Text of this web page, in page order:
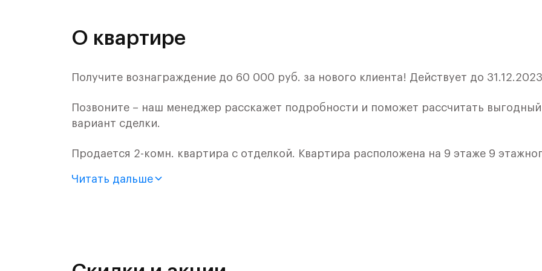
О квартире
Получите вознаграждение до 60 000 руб. за нового клиента! Действует до 31.12.2023
Позвоните – наш менеджер расскажет подробности и поможет рассчитать выгодный
вариант сделки.
Продается 2-комн. квартира с отделкой. Квартира расположена на 9 этаже 9
Читать дальше